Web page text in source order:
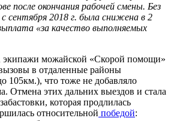
после окончания рабочей смены. Без
с сентября 2018 г. была снижена в 2
«за качество выполняемых
экипажи можайской «Скорой помощи»
в отдаленные районы
105км.), что тоже не добавляло
Отмена этих дальних выездов и стала
которая продлилась
относительной победой: